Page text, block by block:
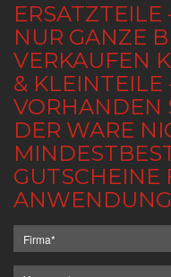
NUR GANZE
VERKAUFEN
& KLEINTEILE
VORHANDEN
DER WARE
GUTSCHEINE